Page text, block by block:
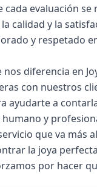
cada evaluación
calidad y la
y respetado
diferencia en
con nuestros
ayudarte a
y
que va más
la joya
por hacer